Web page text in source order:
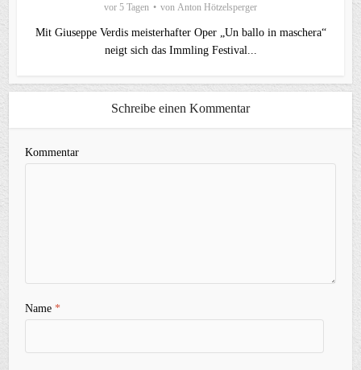
vor 5 Tagen von Anton Hötzelsperger
Mit Giuseppe Verdis meisterhafter Oper „Un ballo in maschera“
neigt sich das Immling Festival...
Schreibe einen Kommentar
Kommentar
Name*